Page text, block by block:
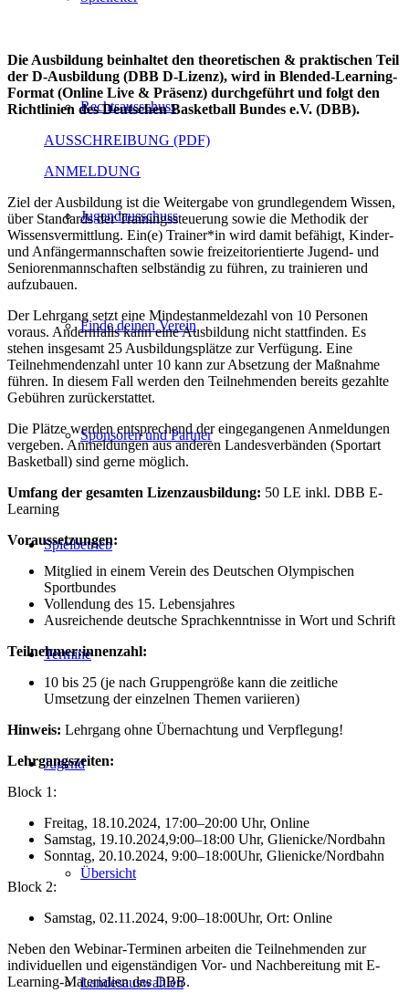
Rechtsausschuss
Jugendausschuss
Finde deinen Verein
Sponsoren und Partner
Spielbetrieb
Termine
Jugend
Übersicht
Landesauswahlen
Die Ausbildung beinhaltet den theoretischen & praktischen Teil
der D-Ausbildung (DBB D-Lizenz), wird in Blended-Learning-
Format (Online Live & Präsenz) durchgeführt und folgt den
Richtlinien des Deutschen Basketball Bundes e.V. (DBB).
AUSSCHREIBUNG (PDF)
ANMELDUNG
Ziel der Ausbildung ist die Weitergabe von grundlegendem Wissen,
über Standards der Trainingssteuerung sowie die Methodik der
Wissensvermittlung. Ein(e) Trainer*in wird damit befähigt, Kinder-
und Anfängermannschaften sowie freizeitorientierte Jugend- und
Seniorenmannschaften selbständig zu führen, zu trainieren und
aufzubauen.
Der Lehrgang setzt eine Mindestanmeldezahl von 10 Personen
voraus. Andernfalls kann eine Ausbildung nicht stattfinden. Es
stehen insgesamt 25 Ausbildungsplätze zur Verfügung. Eine
Teilnehmendenzahl unter 10 kann zur Absetzung der Maßnahme
führen. In diesem Fall werden den Teilnehmenden bereits gezahlte
Gebühren zurückerstattet.
Die Plätze werden entsprechend der eingegangenen Anmeldungen
vergeben. Anmeldungen aus anderen Landesverbänden (Sportart
Basketball) sind gerne möglich.
Umfang der gesamten Lizenzausbildung: 50 LE inkl. DBB E-
Learning
Voraussetzungen:
Mitglied in einem Verein des Deutschen Olympischen
Sportbundes
Vollendung des 15. Lebensjahres
Ausreichende deutsche Sprachkenntnisse in Wort und Schrift
Teilnehmer:innenzahl:
10 bis 25 (je nach Gruppengröße kann die zeitliche
Umsetzung der einzelnen Themen variieren)
Hinweis: Lehrgang ohne Übernachtung und Verpflegung!
Lehrgangszeiten:
Block 1:
Freitag, 18.10.2024, 17:00–20:00 Uhr, Online
Samstag, 19.10.2024,9:00–18:00 Uhr, Glienicke/Nordbahn
Sonntag, 20.10.2024, 9:00–18:00Uhr, Glienicke/Nordbahn
Block 2:
Samstag, 02.11.2024, 9:00–18:00Uhr, Ort: Online
Neben den Webinar-Terminen arbeiten die Teilnehmenden zur
individuellen und eigenständigen Vor- und Nachbereitung mit E-
Learning-Materialien des DBB.